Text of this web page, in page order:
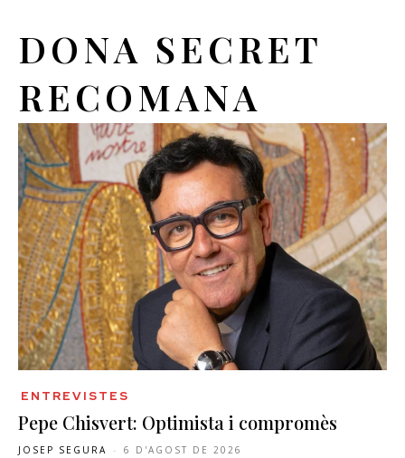
DONA SECRET
RECOMANA
ENTREVISTES
Pepe Chisvert: Optimista i compromès
JOSEP SEGURA - 6 D'AGOST DE 2026